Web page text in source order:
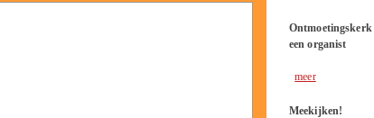
een organist
meer
Meekijken!